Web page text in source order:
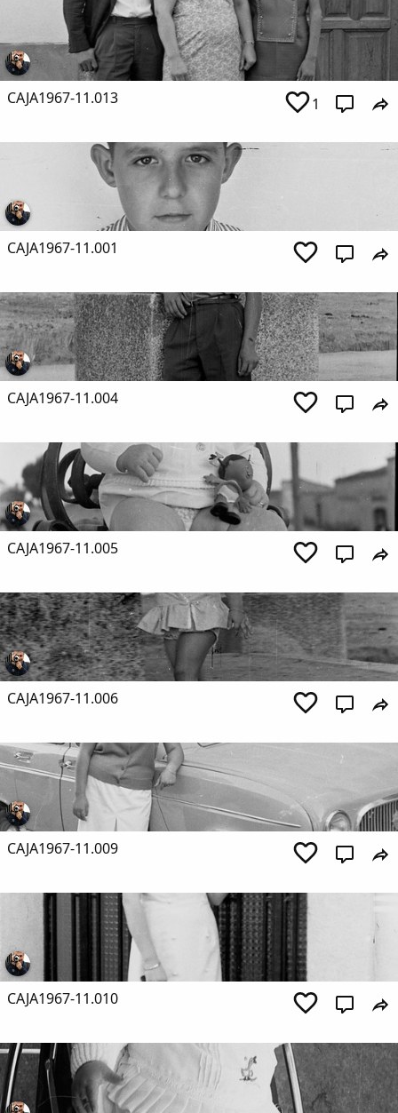
CAJA1967-11.013 1
CAJA1967-11.001
CAJA1967-11.004
CAJA1967-11.005
CAJA1967-11.006
CAJA1967-11.009
CAJA1967-11.010
Compartir en Twitter